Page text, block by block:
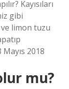
Kayısıları
gibi
limon tuzu
Mayıs 2018
mu?